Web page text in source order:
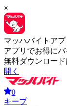
×
マッハバイトアプ
アプリでお得にバ
無料ダウンロード
開く
0
キープ